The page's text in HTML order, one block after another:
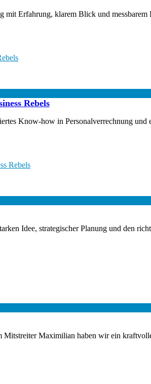
Erfahrung, klarem Blick und
Rebels
Know-how in Personalverrechnung
Rebels
Idee, strategischer Planung und den
Mitstreiter Maximilian haben wir ein